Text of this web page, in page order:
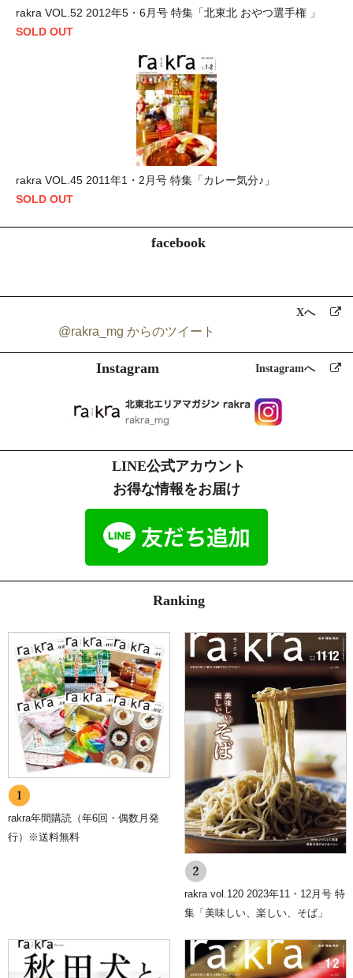
rakra VOL.52 2012年5・6月号 特集「北東北 おやつ選手権 」
SOLD OUT
rakra VOL.45 2011年1・2月号 特集「カレー気分♪」
SOLD OUT
facebook
Xへ
@rakra_mg からのツイート
Instagram Instagramへ
LINE公式アカウント
お得な情報をお届け
Ranking
rakra年間購読（年6回・偶数月発
行）※送料無料
rakra vol.120 2023年11・12月号 特
集「美味しい、楽しい、そば」